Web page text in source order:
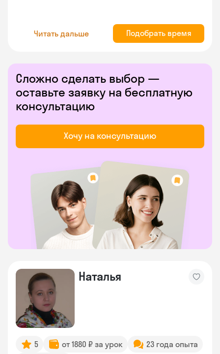
Читать дальше Подобрать время
Сложно сделать выбор —
оставьте заявку на бесплатную
консультацию
Хочу на консультацию
Наталья
5 от 1880 ₽ за урок 23 года опыта